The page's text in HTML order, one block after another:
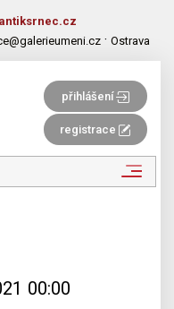
· Ostrava
přihlášení
registrace
00:00